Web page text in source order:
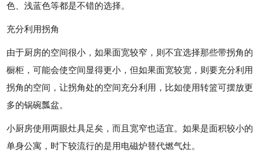
色、浅蓝色等都是不错的选择。
充分利用拐角
由于厨房的空间很小，如果面宽较窄，则不宜选择那些带拐角的
橱柜，可能会使空间显得更小，但如果面宽较宽，则要充分利用
拐角的空间，让拐角处的空间充分利用，比如使用转篮可摆放更
多的锅碗瓢盆。
小厨房使用两眼灶具足矣，而且宽窄也适宜。如果是面积较小的
单身公寓，时下较流行的是用电磁炉替代燃气灶。